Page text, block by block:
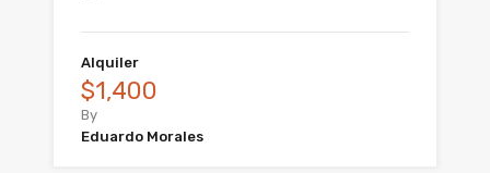
Alquiler
$1,400
By
Eduardo Morales